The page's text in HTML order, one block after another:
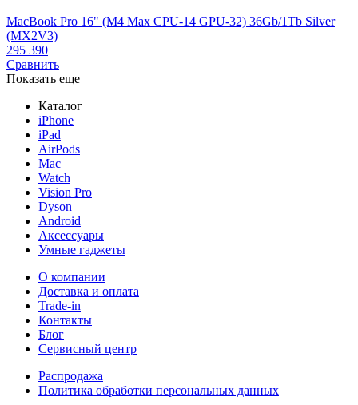
MacBook Pro 16" (M4 Max CPU-14 GPU-32) 36Gb/1Tb Silver
(MX2V3)
295 390
Сравнить
Показать еще
Каталог
iPhone
iPad
AirPods
Mac
Watch
Vision Pro
Dyson
Android
Аксессуары
Умные гаджеты
О компании
Доставка и оплата
Trade-in
Контакты
Блог
Сервисный центр
Распродажа
Политика обработки персональных данных